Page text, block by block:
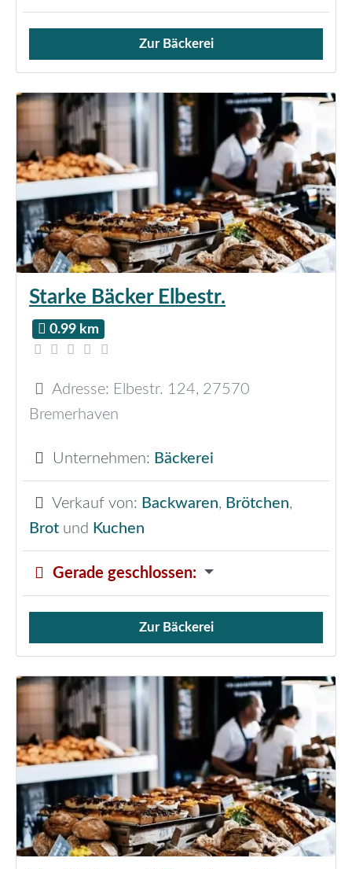
Verkauf von Brötchen,
Zur Bäckerei
Starke Bäcker Elbestr.
0.99 km
Adresse: Elbestr. 124, 27570
Bremerhaven
Unternehmen: Bäckerei
Verkauf von: Backwaren, Brötchen,
Brot und Kuchen
Gerade geschlossen:
Verkauf von Brötchen,
Zur Bäckerei